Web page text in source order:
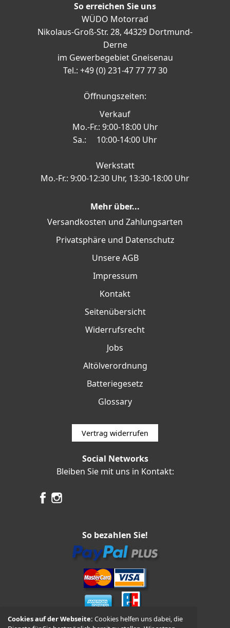
Cookies auf der Webseite:Cookies helfen uns dabei, die
So erreichen Sie uns
WÜDO Motorrad
Nikolaus-Groß-Str. 28, 44329 Dortmund-
Derne
im Gewerbegebiet Gneisenau
Tel.: +49 (0) 231-47 77 77 30
Öffnungszeiten:
Verkauf
Mo.-Fr.: 9:00-18:00 Uhr
Sa.: 10:00-14:00 Uhr
Werkstatt
Mo.-Fr.: 9:00-12:30 Uhr, 13:30-18:00 Uhr
Mehr über...
Versandkosten und Zahlungsarten
Privatsphäre und Datenschutz
Unsere AGB
Impressum
Kontakt
Seitenübersicht
Widerrufsrecht
Jobs
Altölverordnung
Batteriegesetz
Glossary
Vertrag widerrufen
Social Networks
Bleiben Sie mit uns in Kontakt:
So bezahlen Sie!